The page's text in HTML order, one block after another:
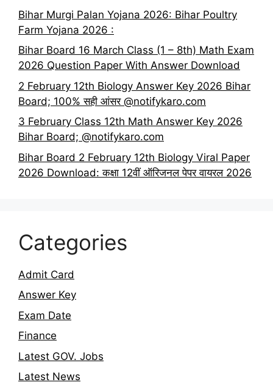
Bihar Murgi Palan Yojana 2026: Bihar Poultry
Farm Yojana 2026 :
Bihar Board 16 March Class (1 – 8th) Math Exam
2026 Question Paper With Answer Download
2 February 12th Biology Answer Key 2026 Bihar
Board; 100% सही आंसर @notifykaro.com
3 February Class 12th Math Answer Key 2026
Bihar Board; @notifykaro.com
Bihar Board 2 February 12th Biology Viral Paper
2026 Download: कक्षा 12वीं ऑरिजनल पेपर वायरल 2026
Categories
Admit Card
Answer Key
Exam Date
Finance
Latest GOV. Jobs
Latest News